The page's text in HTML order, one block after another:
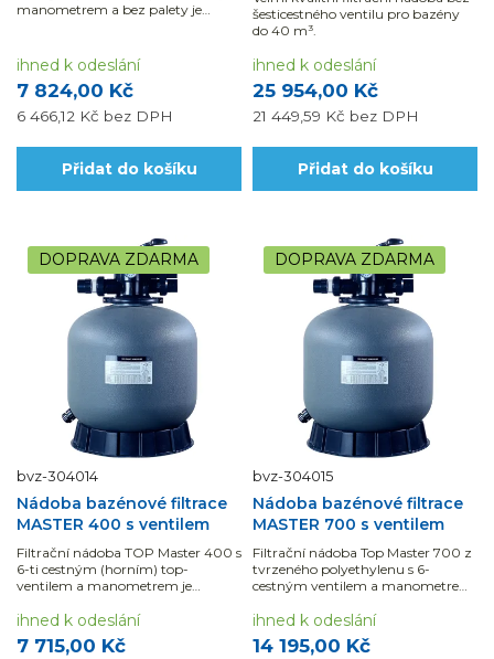
manometrem a bez palety je
7 824,00 Kč
6 466,12 Kč bez DPH
ihned k odeslání
Přidat do košíku
šesticestného ventilu pro bazény
do 40 m³.
25 954,00 Kč
21 449,59 Kč bez DPH
ihned k odeslání
Přidat do košíku
DOPRAVA ZDARMA
bvz-304014
Nádoba bazénové filtrace
MASTER 400 s ventilem
Filtrační nádoba TOP Master 400 s
6-ti cestným (horním) top-
ventilem a manometrem je
7 715,00 Kč
ihned k odeslání
DOPRAVA ZDARMA
bvz-304015
Nádoba bazénové filtrace
MASTER 700 s ventilem
Filtrační nádoba Top Master 700 z
tvrzeného polyethylenu s 6-
cestným ventilem a manometrem
14 195,00 Kč
ihned k odeslání